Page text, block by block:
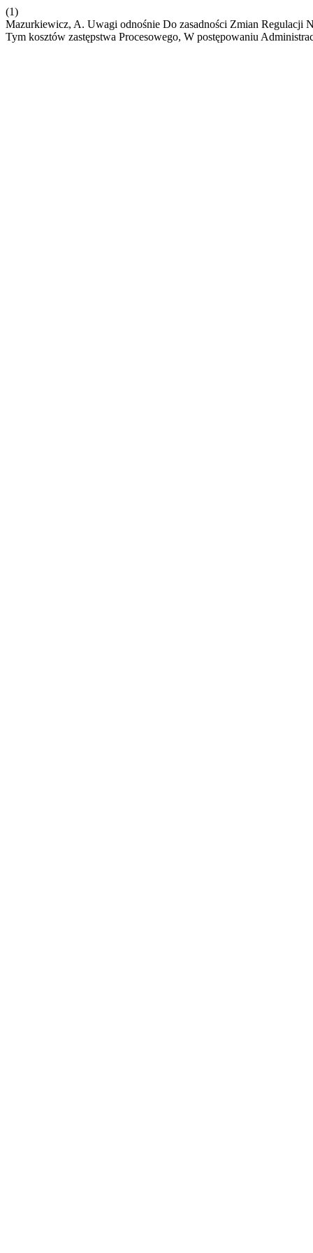
(1)
Mazurkiewicz, A. Uwagi odnośnie Do zasadności Zmian Regulacji
Tym kosztów zastępstwa Procesowego, W postępowaniu